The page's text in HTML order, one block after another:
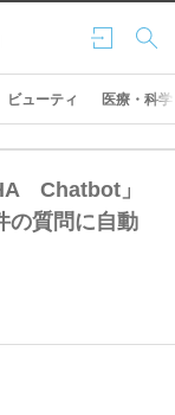
ログ
イン
検索
ビューティ 医療・科学
Chatbot」
の質問に自動